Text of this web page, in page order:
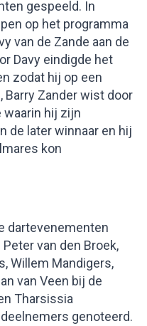
gespeeld. In
op het programma
van de Zande aan de
Davy eindigde het
zodat hij op een
Barry Zander wist door
waarin hij zijn
de later winnaar en hij
kon
dartevenementen
van den Broek,
Willem Mandigers,
van Veen bij de
Tharsissia
genoteerd.